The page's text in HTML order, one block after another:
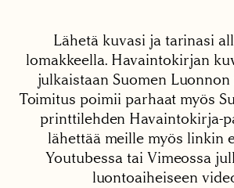
Lähetä kuvasi ja tarinasi
lomakkeella. Havaintokirjan
julkaistaan Suomen
Toimitus poimii parhaat myös
printtilehden Havaintokirja-
lähettää meille myös linkin
Youtubessa tai Vimeossa
luontoaiheiseen